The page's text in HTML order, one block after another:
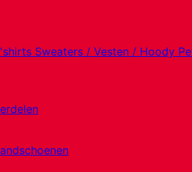
Sweaters / Vesten / Hoody